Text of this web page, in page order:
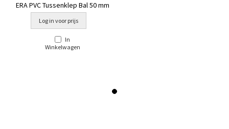
ERA PVC Tussenklep Bal 50 mm
Log in voor prijs
In
Winkelwagen